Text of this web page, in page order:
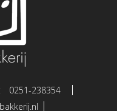
0251-238354